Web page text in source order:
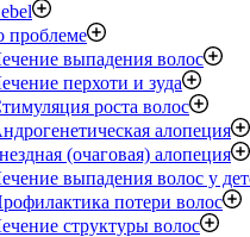
проблеме
выпадения волос
перхоти и зуда
роста волос
алопеция
(очаговая) алопеция
выпадения волос у
потери волос
структуры волос